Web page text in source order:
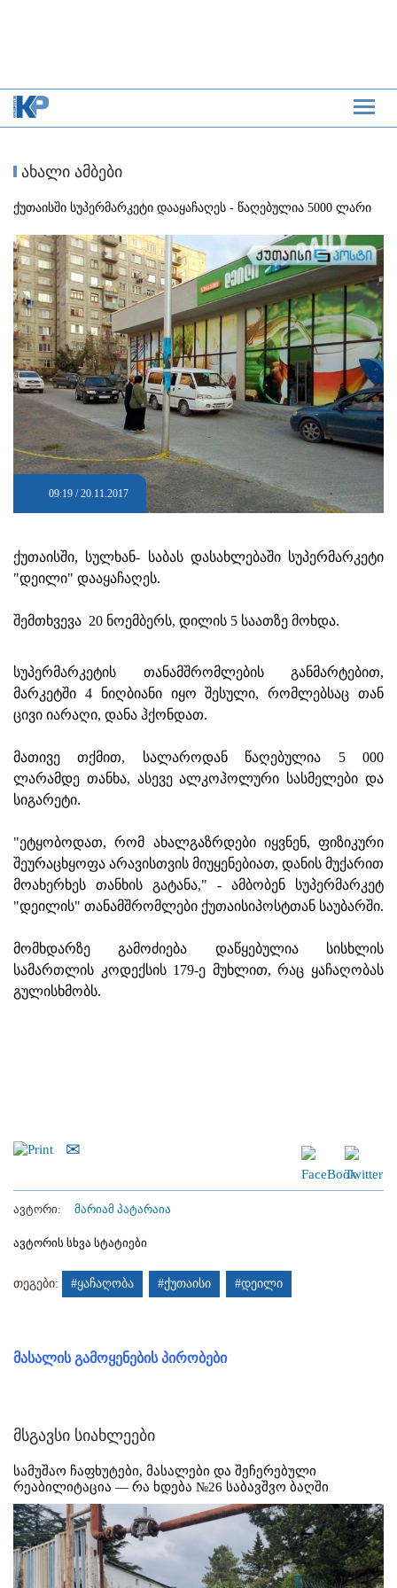
ახალი ამბები
ქუთაისში სუპერმარკეტი დააყაჩაღეს - წაღებულია 5000 ლარი
09:19 / 20.11.2017
ქუთაისში, სულხან- საბას დასახლებაში სუპერმარკეტი
"დეილი" დააყაჩაღეს.
შემთხვევა 20 ნოემბერს, დილის 5 საათზე მოხდა.
სუპერმარკეტის თანამშრომლების განმარტებით,
მარკეტში 4 ნიღბიანი იყო შესული, რომლებსაც თან
ცივი იარაღი, დანა ჰქონდათ.
მათივე თქმით, სალაროდან წაღებულია 5 000
ლარამდე თანხა, ასევე ალკოჰოლური სასმელები და
სიგარეტი.
"ეტყობოდათ, რომ ახალგაზრდები იყვნენ, ფიზიკური
შეურაცხყოფა არავისთვის მიუყენებიათ, დანის მუქარით
მოახერხეს თანხის გატანა," - ამბობენ სუპერმარკეტ
"დეილის" თანამშრომლები ქუთაისიპოსტთან საუბარში.
მომხდარზე გამოძიება დაწყებულია სისხლის
სამართლის კოდექსის 179-ე მუხლით, რაც ყაჩაღობას
გულისხმობს.
ავტორი: მარიამ პატარაია
ავტორის სხვა სტატიები
თეგები: #ყაჩაღობა #ქუთაისი #დეილი
მასალის გამოყენების პირობები
მსგავსი სიახლეები
სამუშაო ჩაფხუტები, მასალები და შეჩერებული
რეაბილიტაცია — რა ხდება №26 საბავშვო ბაღში